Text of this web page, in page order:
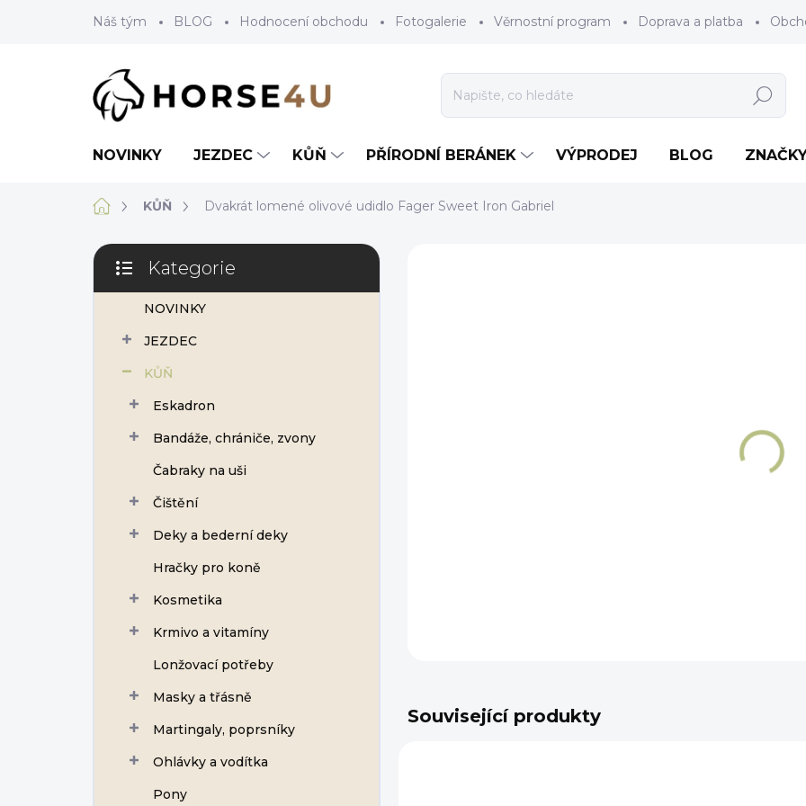
Náš tým BLOG Hodnocení obchodu Fotogalerie Věrnostní program Doprava a platba
Hledat
NOVINKY JEZDEC KŮŇ PŘÍRODNÍ BERÁNEK VÝPRODEJ BLOG
DomůKŮŇ Dvakrát lomené olivové udidlo Fager Sweet Iron Gabriel
P
s
Přeskočit
kategorie
Kategorie
NOVINKY
JEZDEC
KŮŇ
Eskadron
Bandáže, chrániče, zvony
Čabraky na uši
Čištění
Deky a bederní deky
Hračky pro koně
Kosmetika
Krmivo a vitamíny
Lonžovací potřeby
Masky a třásně
Martingaly, poprsníky
Ohlávky a vodítka
Pony
Související produkty